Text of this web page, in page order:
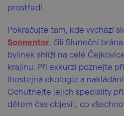
prostředí.
Pokračujte tam, kde vychází
Sonnentor , čili Sluneční
bylinek shlíží na celé
krajinu. Při exkurzi poznejte
lhostejná ekologie a
Ochutnejte jejich speciality
dětem čas objevit, co